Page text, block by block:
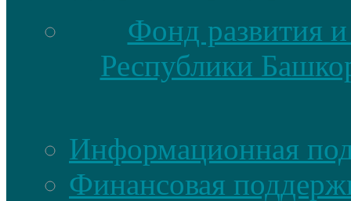
Фонд развития
Республики
Информационная
Финансовая